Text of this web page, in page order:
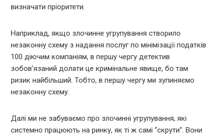
визначати пріоритети.
Наприклад, якщо злочинне угрупування створило
незаконну схему з надання послуг по мінімізації податків
100 діючим компаніям, в першу чергу детектив
зобов’язаний долати це кримінальне явище, бо там
ризик найбільший. Тобто, в першу чергу ми зупиняємо
незаконну схему.
Далі ми не забуваємо про злочинні угрупування, які
системно працюють на ринку, як ті ж самі “скрути”. Вони